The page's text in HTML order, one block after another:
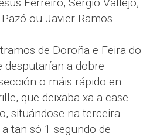
ou Javier Ramos
de Doroña e Feira do
desputarían a dobre
o máis rápido en
que deixaba xa a case
situándose na terceira
tan só 1 segundo de